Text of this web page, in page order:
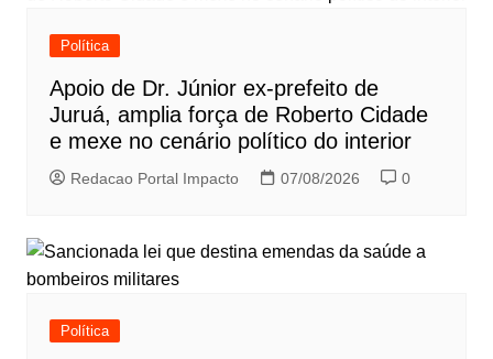
Política
Apoio de Dr. Júnior ex-prefeito de
Juruá, amplia força de Roberto Cidade
e mexe no cenário político do interior
Redacao Portal Impacto 07/08/2026 0
Política